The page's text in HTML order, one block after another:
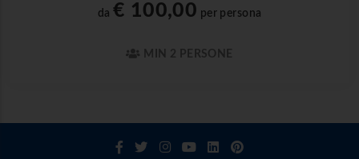
da € 100,00 per persona
MIN 2 PERSONE